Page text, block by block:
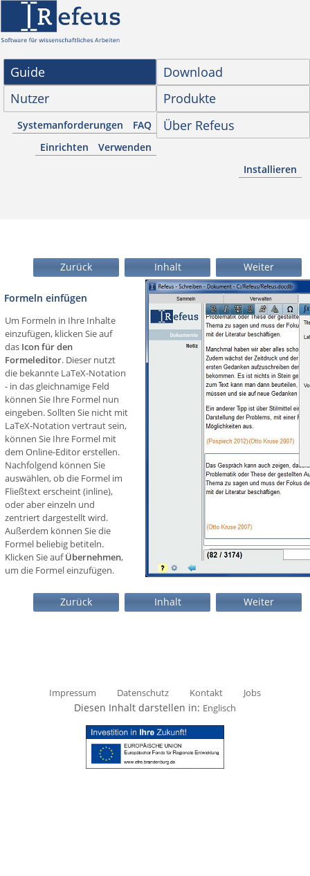
Download
Guide
Produkte
Nutzer
Über Refeus
FAQ
Systemanforderungen
Verwenden
Einrichten
Installieren
Weiter
Inhalt
Zurück
Formeln einfügen
Um Formeln in Ihre Inhalte
einzufügen, klicken Sie auf
das Icon für den
Formeleditor. Dieser nutzt
die bekannte LaTeX-Notation
- in das gleichnamige Feld
können Sie Ihre Formel nun
eingeben. Sollten Sie nicht mit
LaTeX-Notation vertraut sein,
können Sie Ihre Formel mit
dem Online-Editor erstellen.
Nachfolgend können Sie
auswählen, ob die Formel im
Fließtext erscheint (inline),
oder aber einzeln und
zentriert dargestellt wird.
Außerdem können Sie die
Formel beliebig betiteln.
Klicken Sie aufÜbernehmen,
um die Formel einzufügen.
Weiter
Inhalt
Zurück
Impressum Datenschutz Kontakt Jobs
Diesen Inhalt darstellen in: Englisch